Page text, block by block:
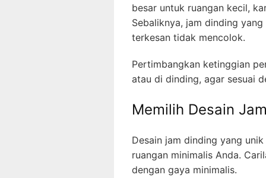
besar untuk ruangan kecil,
Sebaliknya, jam dinding
terkesan tidak mencolok.
Pertimbangkan ketinggian
atau di dinding, agar sesuai
Memilih Desain
Desain jam dinding yang
ruangan minimalis Anda.
dengan gaya minimalis.